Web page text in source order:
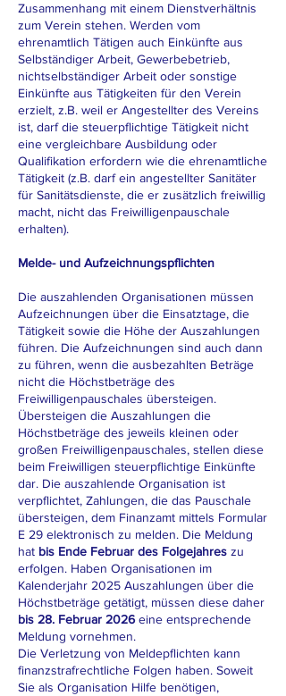
Zusammenhang mit einem Dienstverhältnis
zum Verein stehen. Werden vom
ehrenamtlich Tätigen auch Einkünfte aus
Selbständiger Arbeit, Gewerbebetrieb,
nichtselbständiger Arbeit oder sonstige
Einkünfte aus Tätigkeiten für den Verein
erzielt, z.B. weil er Angestellter des Vereins
ist, darf die steuerpflichtige Tätigkeit nicht
eine vergleichbare Ausbildung oder
Qualifikation erfordern wie die ehrenamtliche
Tätigkeit (z.B. darf ein angestellter Sanitäter
für Sanitätsdienste, die er zusätzlich freiwillig
macht, nicht das Freiwilligenpauschale
erhalten).
Melde- und Aufzeichnungspflichten
Die auszahlenden Organisationen müssen
Aufzeichnungen über die Einsatztage, die
Tätigkeit sowie die Höhe der Auszahlungen
führen. Die Aufzeichnungen sind auch dann
zu führen, wenn die ausbezahlten Beträge
nicht die Höchstbeträge des
Freiwilligenpauschales übersteigen.
Übersteigen die Auszahlungen die
Höchstbeträge des jeweils kleinen oder
großen Freiwilligenpauschales, stellen diese
beim Freiwilligen steuerpflichtige Einkünfte
dar. Die auszahlende Organisation ist
verpflichtet, Zahlungen, die das Pauschale
übersteigen, dem Finanzamt mittels Formular
E 29 elektronisch zu melden. Die Meldung
hat bis Ende Februar des Folgejahres zu
erfolgen. Haben Organisationen im
Kalenderjahr 2025 Auszahlungen über die
Höchstbeträge getätigt, müssen diese daher
bis 28. Februar 2026eine entsprechende
Meldung vornehmen.
Die Verletzung von Meldepflichten kann
finanzstrafrechtliche Folgen haben. Soweit
Sie als Organisation Hilfe benötigen,